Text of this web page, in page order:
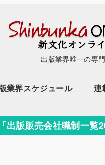
出版業界唯一の専
業界スケジュール 連
出版販売会社職制一覧